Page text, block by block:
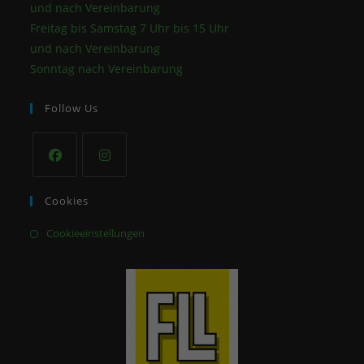
und nach Vereinbarung
Freitag bis Samstag 7 Uhr bis 15 Uhr
und nach Vereinbarung
Sonntag nach Vereinbarung
Follow Us
Cookies
Cookieeinstellungen